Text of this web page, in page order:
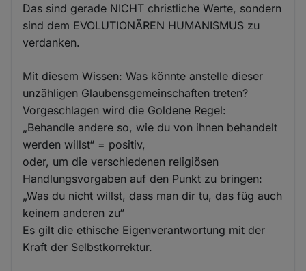
Das sind gerade NICHT christliche Werte, sondern
sind dem EVOLUTIONÄREN HUMANISMUS zu
verdanken.
Mit diesem Wissen: Was könnte anstelle dieser
unzähligen Glaubensgemeinschaften treten?
Vorgeschlagen wird die Goldene Regel:
„Behandle andere so, wie du von ihnen behandelt
werden willst“ = positiv,
oder, um die verschiedenen religiösen
Handlungsvorgaben auf den Punkt zu bringen:
„Was du nicht willst, dass man dir tu, das füg auch
keinem anderen zu“
Es gilt die ethische Eigenverantwortung mit der
Kraft der Selbstkorrektur.